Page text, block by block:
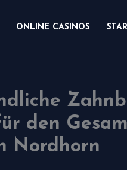
ONLINE CASINOS
den
Nordhorn